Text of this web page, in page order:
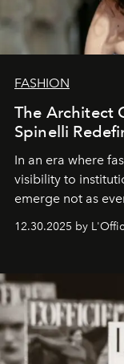
FASHION
The Architect
Spinelli
In an era where
visibility to
emerge not as
ecosystems.
brand strategist
framework
converge with
12.30.2025 by